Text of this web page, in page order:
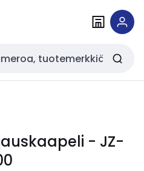
- JZ-